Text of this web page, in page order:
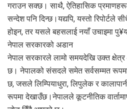
गराउन सक्छ। साथै, ऐतिहासिक
सन्देश पनि दिन्छ।यद्यपि, यस्तो रिपोर्टले
होइन, तर यसले बहसलाई नयाँ उचाइमा
नेपाल सरकारको अडान
नेपाल सरकारले लामो समयदेखि उक्त क्षेत्र
छ। नेपालको संसदले समेत सर्वसम्मत रूपमा
छ, जसले लिम्पियाधुरा, लिपुलेक र
रूपमा देखाउँछ।नेपालले कूटनीतिक